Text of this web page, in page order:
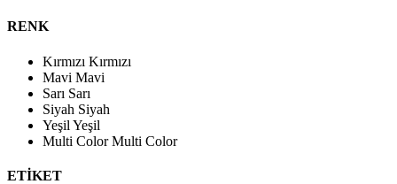
RENK
Kırmızı Kırmızı
Mavi Mavi
Sarı Sarı
Siyah Siyah
Yeşil Yeşil
Multi ColorMulti Color
ETİKET